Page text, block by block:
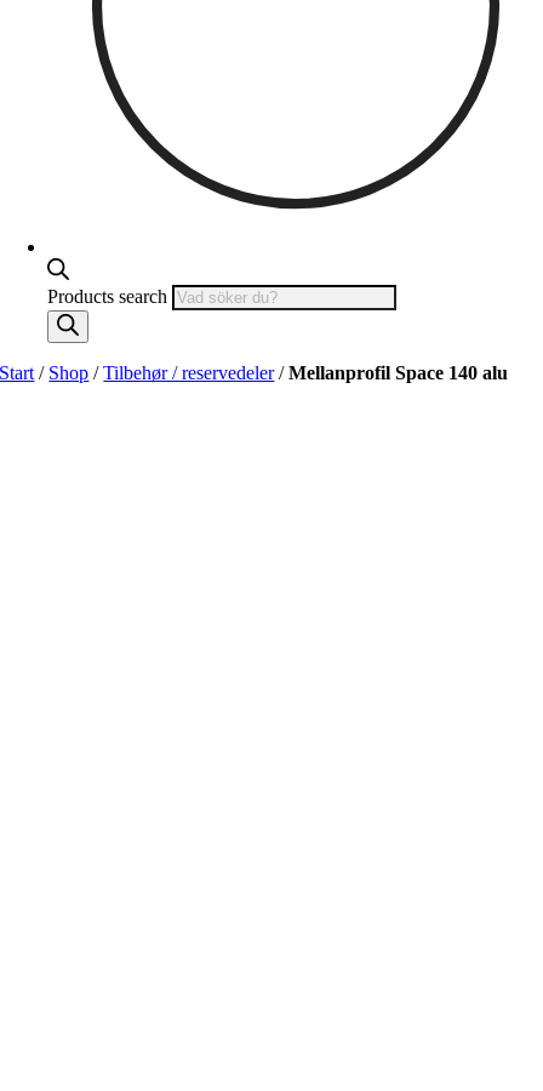
Products search
Start / Shop /Tilbehør / reservedeler/Mellanprofil Space 140 alu